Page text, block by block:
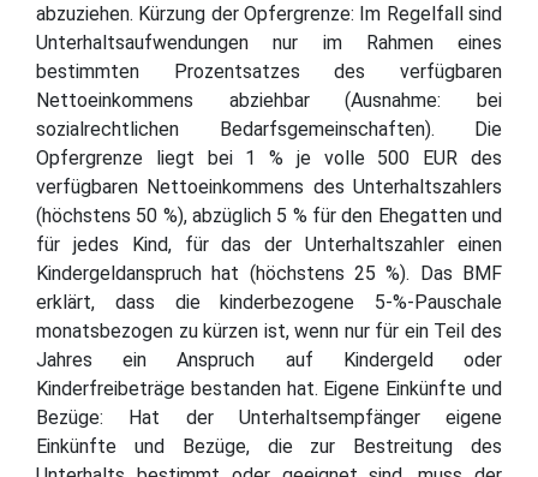
abzuziehen. Kürzung der Opfergrenze: Im Regelfall sind
Unterhaltsaufwendungen nur im Rahmen eines
bestimmten Prozentsatzes des verfügbaren
Nettoeinkommens abziehbar (Ausnahme: bei
sozialrechtlichen Bedarfsgemeinschaften). Die
Opfergrenze liegt bei 1 % je volle 500 EUR des
verfügbaren Nettoeinkommens des Unterhaltszahlers
(höchstens 50 %), abzüglich 5 % für den Ehegatten und
für jedes Kind, für das der Unterhaltszahler einen
Kindergeldanspruch hat (höchstens 25 %). Das BMF
erklärt, dass die kinderbezogene 5-%-Pauschale
monatsbezogen zu kürzen ist, wenn nur für ein Teil des
Jahres ein Anspruch auf Kindergeld oder
Kinderfreibeträge bestanden hat. Eigene Einkünfte und
Bezüge: Hat der Unterhaltsempfänger eigene
Einkünfte und Bezüge, die zur Bestreitung des